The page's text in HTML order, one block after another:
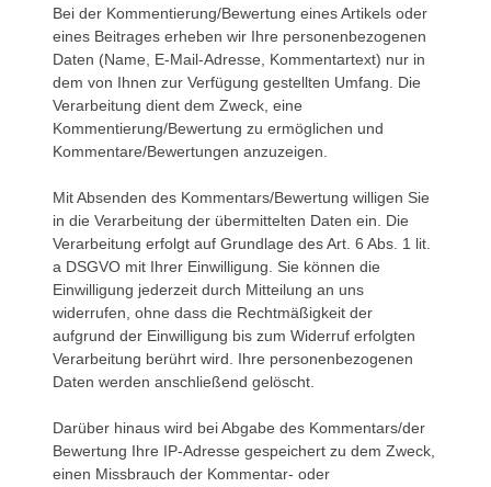
Bei der Kommentierung/Bewertung eines Artikels oder
eines Beitrages erheben wir Ihre personenbezogenen
Daten (Name, E-Mail-Adresse, Kommentartext) nur in
dem von Ihnen zur Verfügung gestellten Umfang. Die
Verarbeitung dient dem Zweck, eine
Kommentierung/Bewertung zu ermöglichen und
Kommentare/Bewertungen anzuzeigen.
Mit Absenden des Kommentars/Bewertung willigen Sie
in die Verarbeitung der übermittelten Daten ein. Die
Verarbeitung erfolgt auf Grundlage des Art. 6 Abs. 1 lit.
a DSGVO mit Ihrer Einwilligung. Sie können die
Einwilligung jederzeit durch Mitteilung an uns
widerrufen, ohne dass die Rechtmäßigkeit der
aufgrund der Einwilligung bis zum Widerruf erfolgten
Verarbeitung berührt wird. Ihre personenbezogenen
Daten werden anschließend gelöscht.
Darüber hinaus wird bei Abgabe des Kommentars/der
Bewertung Ihre IP-Adresse gespeichert zu dem Zweck,
einen Missbrauch der Kommentar- oder